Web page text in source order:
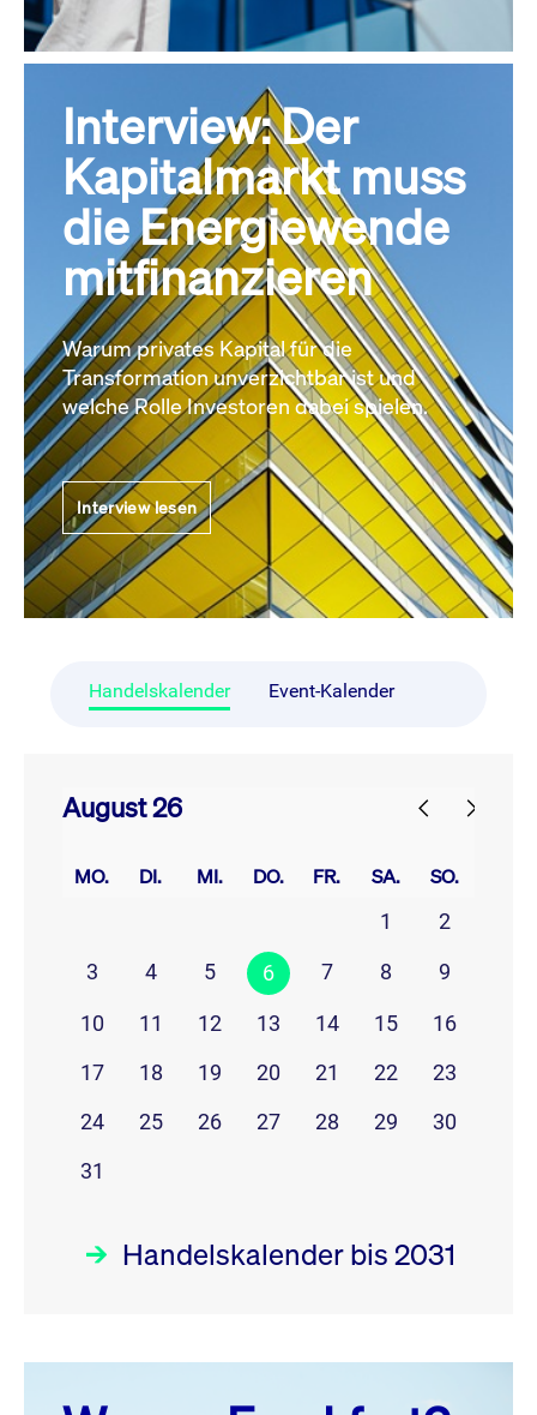
Interview: Der
Kapitalmarkt muss
die Energiewende
mitfinanzieren
Warum privates Kapital für die
Transformation unverzichtbar ist und
welche Rolle Investoren dabei spielen.
Interview lesen
Handelskalender Event-Kalender
August 26
MO. DI. MI. DO. FR. SA. SO.
1
2
3
4 5 6 7 8 9
10 11 12 13 14 15
16
17
18 19 20 21 22
23
24
25 26 27 28 29
30
31
Handelskalender bis 2031
August 26